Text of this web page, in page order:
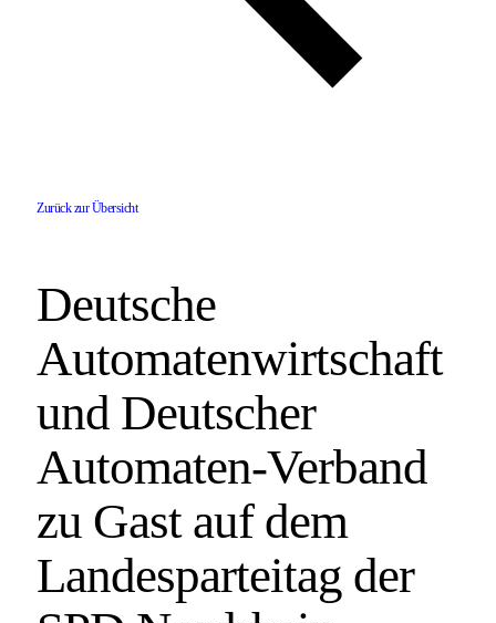
Zurück zur Übersicht
Deutsche
Automatenwirtschaft
und Deutscher
Automaten-Verband
zu Gast auf dem
Landesparteitag der